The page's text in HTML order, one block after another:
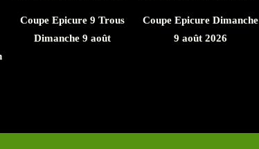
Coupe Epicure 9 Trous
Dimanche 9 août
Coupe Epicure Dimanche
9 août 2026